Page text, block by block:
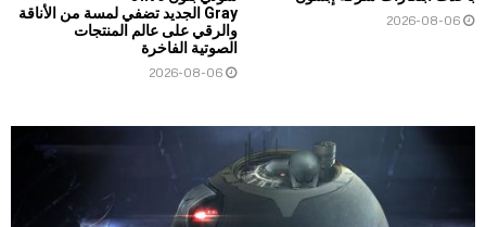
2026-08-06
Gray الجديد تضفي لمسة من الأناقة
والرقي على عالم المنتجات
الصوتية الفاخرة
2026-08-06